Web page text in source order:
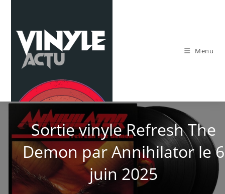
content
Menu
Sortie vinyle Refresh The
Demon par Annihilator le 6
juin 2025